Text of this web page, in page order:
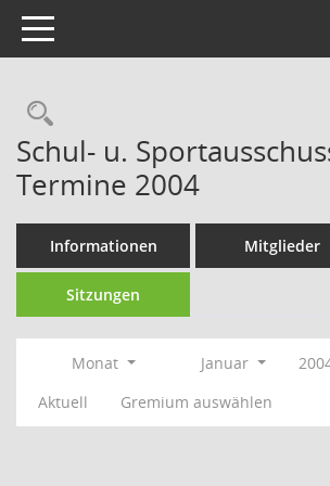
Toggle navigation
Rechercheauswahl
Schul- u.
Termine 2004
Informationen Mitglieder
Sitzungen
Monat Januar
Aktuell
Gremium auswählen